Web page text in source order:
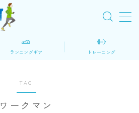
ランニングギア トレーニング
TAG
ワークマン